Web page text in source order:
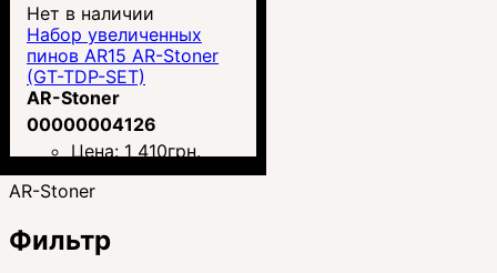
Нет в наличии
Набор увеличенных
пинов AR15 AR-Stoner
(GT-TDP-SET)
AR-Stoner
00000004126
Цена: 1 410грн.
AR-Stoner
Фильтр